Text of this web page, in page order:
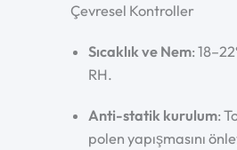
Çevresel Kontroller
Sıcaklık ve Nem:
RH.
Anti-statik kurulum:
polen yapışmasını